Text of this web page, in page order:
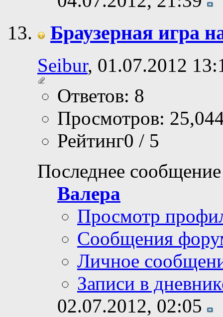
Браузерная игра
Seibur, 01.07.2012
Ответов: 8
Просмотров:
Рейтинг0 / 5
Последнее
Валера
Просмотр
Сообщения
Личное
Записи в
02.07.2012, 02:05